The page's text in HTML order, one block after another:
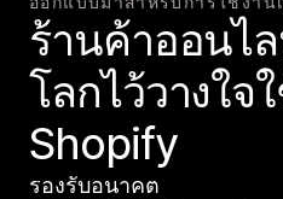
ร้านค้าออนไ
โลกไว้วางใจ
Shopify
รองรับอนาคต